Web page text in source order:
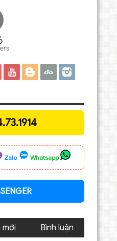
Zalo Whatsapp
mới
Bình luận